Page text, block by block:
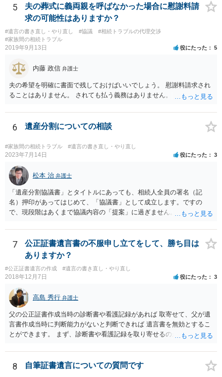
弁護士費用としてかかります。 ・亡くなった際に、法務局に預けた自
筆証書遺言の存在を親族がなかったものにされる可能性 ⇒自筆の遺言
書を法務局に保管した場合、死亡後、法務局に遺言書の有無を照会す
ることになりますので、「法務局に預けた自筆証書遺言の存在を親族
がなかったもの」にすることはできません。 存在をなかったものにす
がありえますが、その予防方法は、遺言者と面談してみないと判断が
難しいです。
5
夫の葬式に義両親を呼ばなかった場合に慰謝料請
求の可能性はありますか？
#遺言の書き直し・やり直し #協議
#相続トラブルの代理交渉
#家族間の相続トラブル
2019年9月13日 役にたった 5
内藤 政信 弁護士
夫の希望を明確に書面で残しておけばいいでしょう。 慰謝料請求され
ることはありません。 されても払う義務はありません。
6 遺産分割についての相談
#家族間の相続トラブル #遺言の書き直し・やり直し
2023年7月14日 役にたった 3
松本 治 弁護士
「遺産分割協議書」とタイトルにあっても、相続人全員の署名（記
名）押印があってはじめて、「協議書」として成立します。ですの
で、現段階はあくまで協議内容の「提案」に過ぎません。 納得がいか
成立となります。その場合、成立させたい相続人が、家庭裁判所に遺
産分割調停を申し立てなければなりません。 なお、弁護士の送付状
は、通常、相続人全員分の（本件であれば４通の）「遺産分割協議
書」を作成するところ、１通だけの作成にとどめる理由が書かれてい
るものです。
7
公正証書遺言書の不服申し立てをして、勝ち目は
ありますか？
#公正証書遺言の作成 #遺言の書き直し・やり直し
2018年12月7日 役にたった 3
高島 秀行 弁護士
父の公正証書作成当時の診断書や看護記録があれば 取寄せて、父が遺
言書作成当時に判断能力がないと判断できれば 遺言書を無効とするこ
とができます。 まず、診断書や看護記録を取り寄せるのが重要となり
いと思います。
8 自筆証書遺言についての質問です